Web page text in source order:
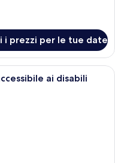
i prezzi per le tue date
d'albergo con un letto,
ai disabili